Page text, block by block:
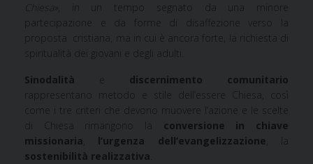
, in un tempo segnato da una minore
partecipazione e da forme di disaffezione verso la
proposta cristiana, ma in cui è ancora forte, la richiesta di
spiritualità dei giovani e degli adulti.
Sinodalità
discernimento comunitario
rappresentano metodo e stile dell’essere Chiesa, così
come i tre criteri che devono muovere l’azione e le scelte
di Chiesa rimangono la conversione in chiave
missionaria
l’urgenza dell’evangelizzazione , la
sostenibilità realizzativa